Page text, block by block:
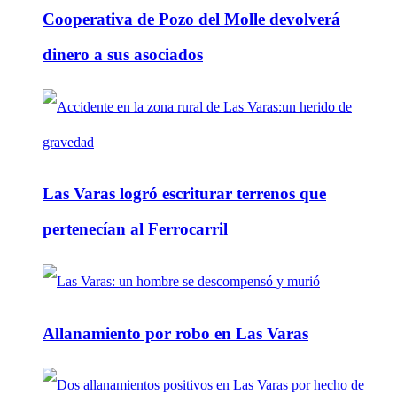
Cooperativa de Pozo del Molle devolverá
dinero a sus asociados
Las Varas logró escriturar terrenos que
pertenecían al Ferrocarril
Allanamiento por robo en Las Varas